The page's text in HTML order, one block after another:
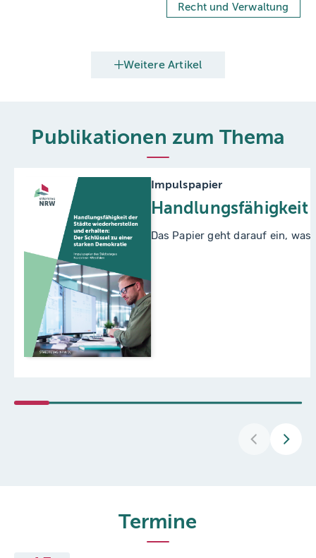
Recht und Verwaltung
Weitere Artikel
Publikationen zum Thema
Impulspapier
Handlungsfähigkeit
Das Papier geht darauf ein,
Termine